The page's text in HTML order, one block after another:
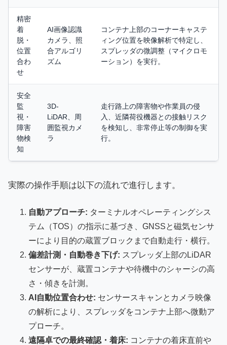
精密
着
脱・
位置
合わ
せ
AI画像認識
カメラ、照
合アルゴリ
ズム
コンテナ上部のコーナーキャステ
ィング位置を映像解析で特定し、
スプレッダの微調整（マイクロモ
ーション）を実行。
安全
監
視・
障害
物検
知
3D-
LiDAR、周
囲監視カメ
ラ
走行路上の障害物や作業員の侵
入、近隣荷役機器との接触リスク
を検知し、非常停止等の制御を実
行。
実際の操作手順は以下の流れで進行します。
自動アプローチ: ターミナルオペレーティングシス
テム（TOS）の指示に基づき、GNSSと磁気センサ
ーにより目的の蔵置ブロックまで自動走行・横行。
偏差計測・自動巻き下げ: スプレッダ上部のLiDAR
センサーが、蔵置コンテナや待機中のシャーシの高
さ・傾きを計測。
AI自動位置合わせ: センサースキャンとカメラ映像
の解析により、スプレッダをコンテナ上部へ微動ア
プローチ。
遠隔卓での最終確認・着床: コンテナの着床直前や